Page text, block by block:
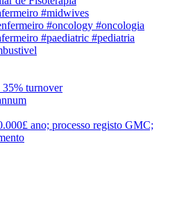
#midwives
#oncology #oncologia
#paediatric #pediatria
35% turnover
ano; processo registo GMC;